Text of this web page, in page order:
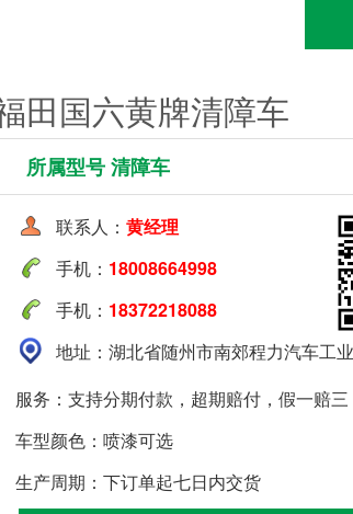
田国六黄牌清障车
所属型号 清障车
联系人： 黄经理
手机： 18008664998
手机： 18372218088
地址：湖北省随州市南郊程力汽车工
服务：支持分期付款，超期赔付，假一赔三
车型颜色：喷漆可选
生产周期：下订单起七日内交货